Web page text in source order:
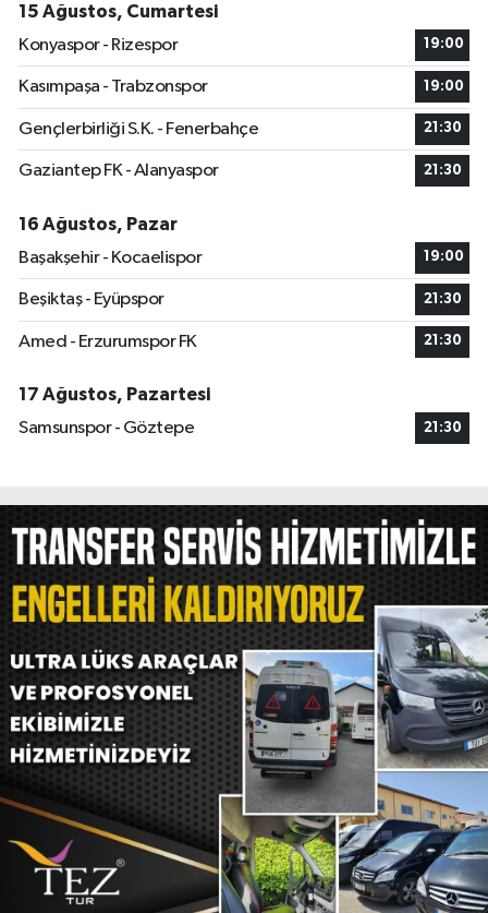
15 Ağustos, Cumartesi
Konyaspor - Rizespor
19:00
Kasımpaşa - Trabzonspor 19:00
Gençlerbirliği S.K. - Fenerbahçe 21:30
Gaziantep FK - Alanyaspor 21:30
16 Ağustos, Pazar
Başakşehir - Kocaelispor
19:00
Beşiktaş - Eyüpspor 21:30
Amed - Erzurumspor FK 21:30
17 Ağustos, Pazartesi
Samsunspor - Göztepe
21:30